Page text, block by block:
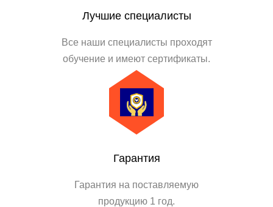
Лучшие специалисты
Все наши специалисты проходят
обучение и имеют сертификаты.
Гарантия
Гарантия на поставляемую
продукцию 1 год.